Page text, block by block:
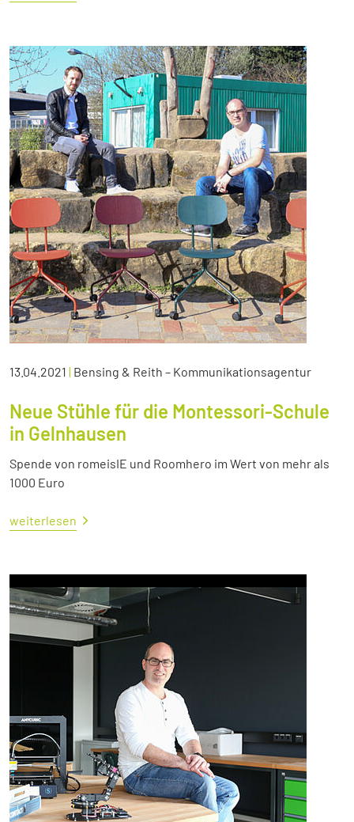
13.04.2021 | Bensing & Reith – Kommunikationsagentur
Neue Stühle für die Montessori-Schule
in Gelnhausen
Spende von romeisIE und Roomhero im Wert von mehr als
1000 Euro
weiterlesen